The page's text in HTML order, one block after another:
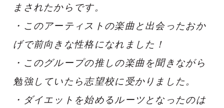
まされたからです。
・このアーティストの楽曲と出会ったおか
げで前向きな性格になれました！
・このグループの推しの楽曲を聞きながら
勉強していたら志望校に受かりました。
・ダイエットを始めるルーツとなったのは